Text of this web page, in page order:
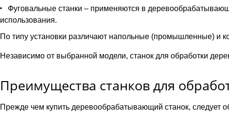
Фуговальные станки – применяются в
использования.
По типу установки различают напольные (промышленные) и
Независимо от выбранной модели, станок для обработки
Преимущества станков для
Прежде чем купить деревообрабатывающий станок, следует